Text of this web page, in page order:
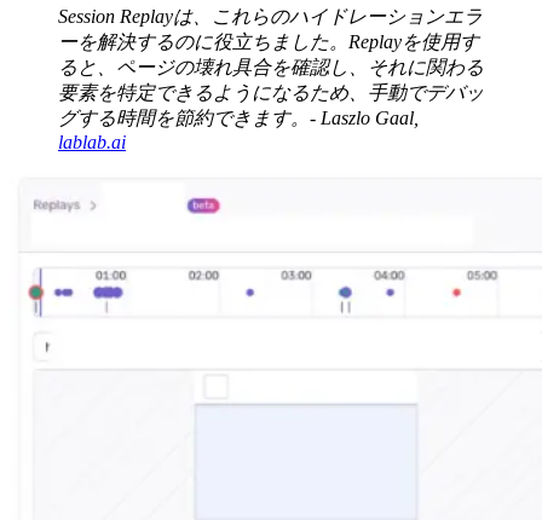
Session Replayは、これらのハイドレーションエラ
ーを解決するのに役立ちました。Replayを使用す
ると、ページの壊れ具合を確認し、それに関わる
要素を特定できるようになるため、手動でデバッ
グする時間を節約できます。- Laszlo Gaal,
lablab.ai